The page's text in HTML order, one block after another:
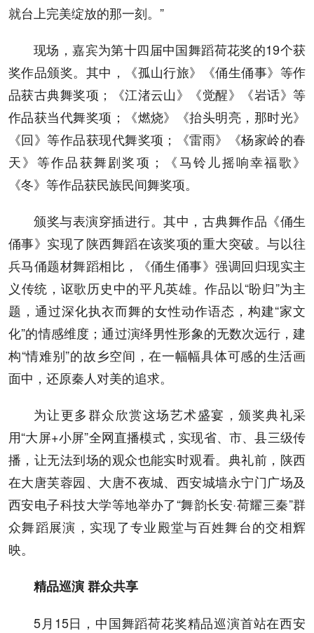
就台上完美绽放的那一刻。”
现场，嘉宾为第十四届中国舞蹈荷花奖的19个获
奖作品颁奖。其中，《孤山行旅》《俑生俑事》等作
品获古典舞奖项；《江渚云山》《觉醒》《岩话》等
作品获当代舞奖项；《燃烧》《抬头明亮，那时光》
《回》等作品获现代舞奖项；《雷雨》《杨家岭的春
天》等作品获舞剧奖项；《马铃儿摇响幸福歌》
《冬》等作品获民族民间舞奖项。
颁奖与表演穿插进行。其中，古典舞作品《俑生
俑事》实现了陕西舞蹈在该奖项的重大突破。与以往
兵马俑题材舞蹈相比，《俑生俑事》强调回归现实主
义传统，讴歌历史中的平凡英雄。作品以“盼归”为主
题，通过深化执衣而舞的女性动作语态，构建“家文
化”的情感维度；通过演绎男性形象的无数次远行，建
构“情难别”的故乡空间，在一幅幅具体可感的生活画
面中，还原秦人对美的追求。
为让更多群众欣赏这场艺术盛宴，颁奖典礼采
用“大屏+小屏”全网直播模式，实现省、市、县三级传
播，让无法到场的观众也能实时观看。典礼前，陕西
在大唐芙蓉园、大唐不夜城、西安城墙永宁门广场及
西安电子科技大学等地举办了“舞韵长安·荷耀三秦”群
众舞蹈展演，实现了专业殿堂与百姓舞台的交相辉
映。
精品巡演 群众共享
5月15日，中国舞蹈荷花奖精品巡演首站在西安